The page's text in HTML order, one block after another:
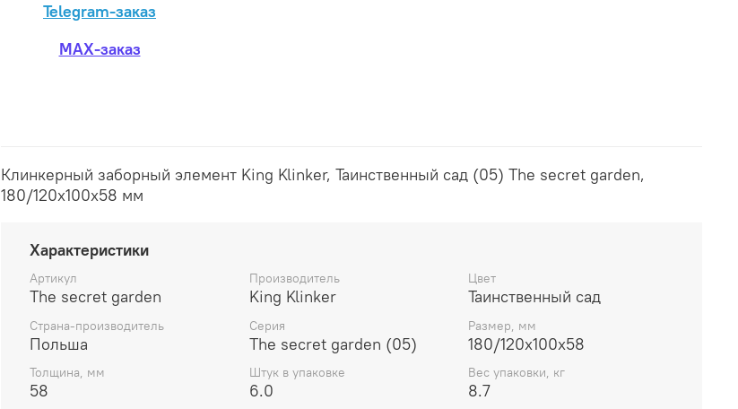
Telegram-заказ
MAX-заказ
Клинкерный заборный элемент King Klinker, Таинственный сад (05) The secret garden,
180/120x100x58 мм
Характеристики
Артикул
The secret garden
Производитель
King Klinker
Цвет
Таинственный сад
Страна-производитель
Польша
Серия
The secret garden (05)
Размер, мм
180/120x100x58
Толщина, мм
58
Штук в упаковке
6.0
Вес упаковки, кг
8.7